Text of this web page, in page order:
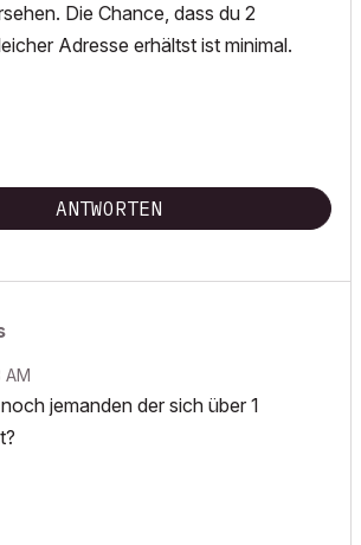
Die Chance, dass du 2
Adresse erhältst ist minimal.
ANTWORTEN
AM
jemanden der sich über 1